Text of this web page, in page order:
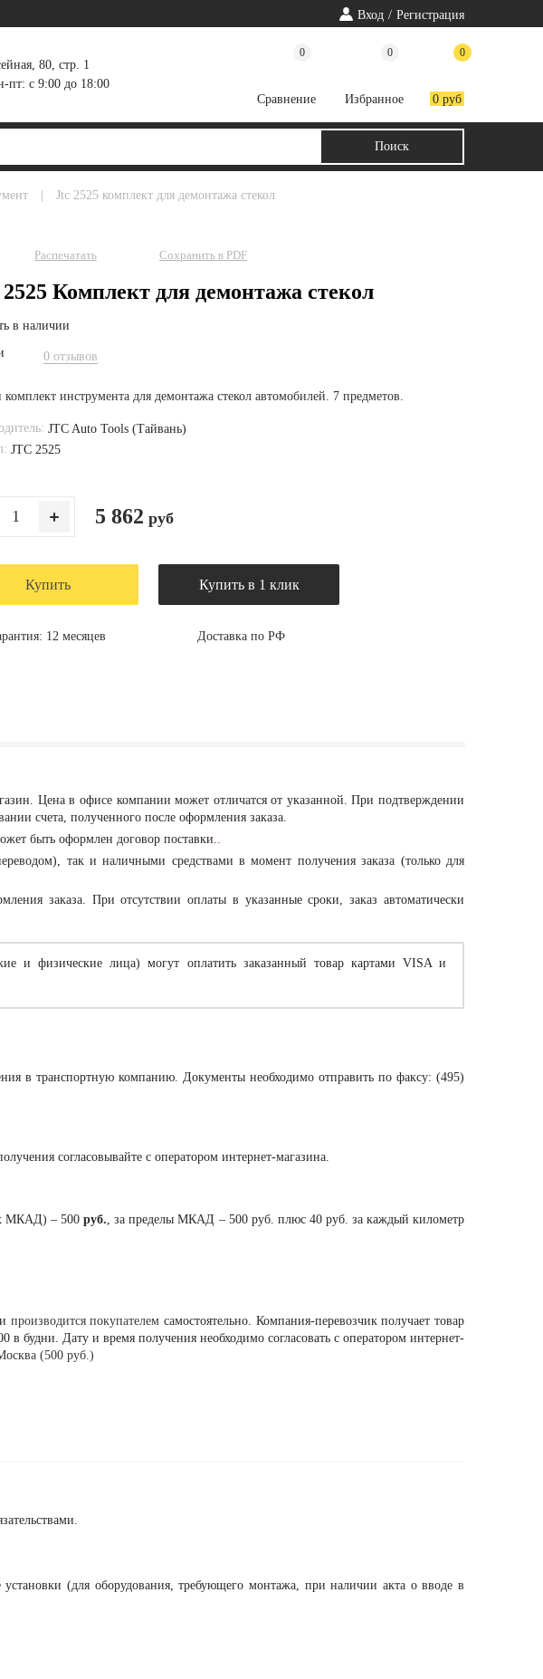
Вход / Регистрация
80, стр. 1
пт: с 9:00 до 18:00
0
Cравнение
0
Избранное
0
0 руб
jtc 2525 комплект для демонтажа стекол
Распечатать Сохранить в PDF
Комплект для демонтажа стекол
в наличии
0 отзывов
инструмента для демонтажа стекол автомобилей. 7 предметов.
JTC Auto Tools (Тайвань)
JTC 2525
5 862 руб
Купить Купить в 1 клик
12 месяцев Доставка по РФ
Цена в офисе компании может отличатся от указанной. При подтверждении
счета, полученного после оформления заказа.
быть оформлен договор поставки..
так и наличными средствами в момент получения заказа (только для
заказа. При отсутствии оплаты в указанные сроки, заказ автоматически
и физические лица) могут оплатить заказанный товар картами VISA и
в транспортную компанию. Документы необходимо отправить по факсу: (495)
согласовывайте с оператором интернет-магазина.
МКАД) – 500 руб., за пределы МКАД – 500 руб. плюс 40 руб. за каждый километр
производится покупателем самостоятельно. Компания-перевозчик получает товар
будни. Дату и время получения необходимо согласовать с оператором интернет-
(500 руб.)
(для оборудования, требующего монтажа, при наличии акта о вводе в